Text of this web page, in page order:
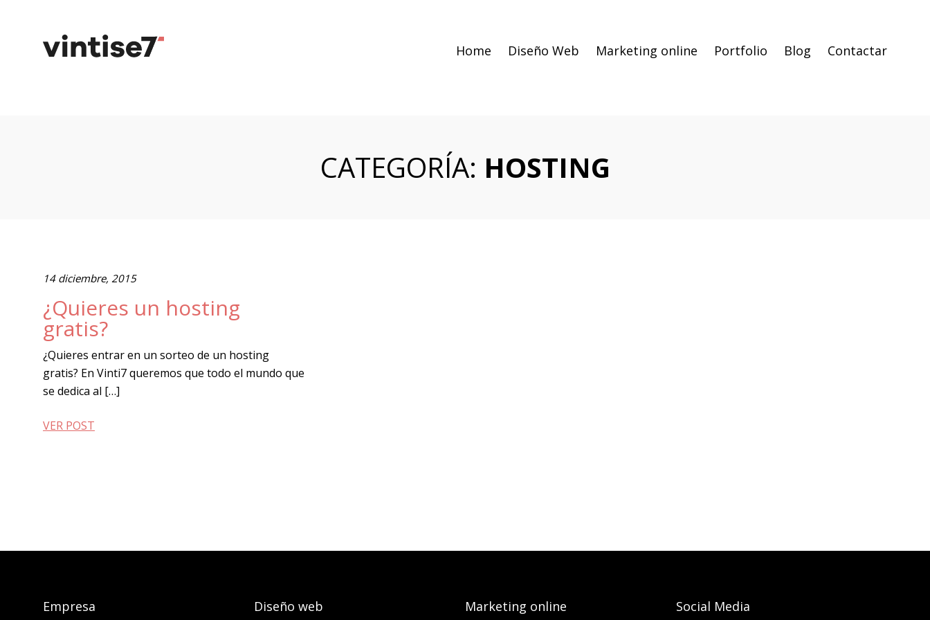
Home Diseño Web Marketing online Portfolio Blog Contactar
CATEGORÍA: HOSTING
14 diciembre, 2015
¿Quieres un hosting
gratis?
¿Quieres entrar en un sorteo de un hosting
gratis? En Vinti7 queremos que todo el mundo que
se dedica al […]
VER POST
Empresa Diseño web Marketing online Social Media